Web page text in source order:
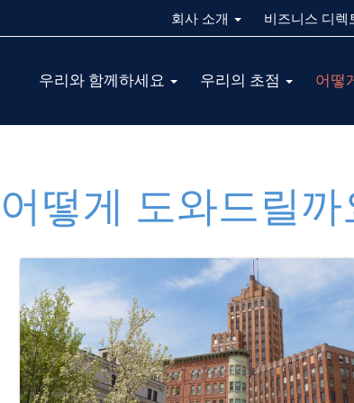
회사 소개 비즈니스 디렉
Main
navigation
ALL
우리와 함께하세요 우리의 초점 어떻
어떻게 도와드릴까
Image